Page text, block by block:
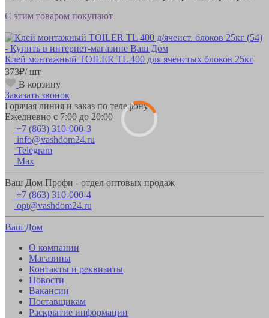
С этим товаром покупают
Клей монтажный TOILER TL 400 для ячеистых блоков 25кг
373₽/ шт
В корзину
Заказать звонок
Горячая линия и заказ по телефону
Ежедневно с 7:00 до 20:00
+7 (863) 310-000-3
info@vashdom24.ru
Telegram
Max
Ваш Дом Профи - отдел оптовых продаж
+7 (863) 310-000-4
opt@vashdom24.ru
Ваш Дом
О компании
Магазины
Контакты и реквизиты
Новости
Вакансии
Поставщикам
Раскрытие информации